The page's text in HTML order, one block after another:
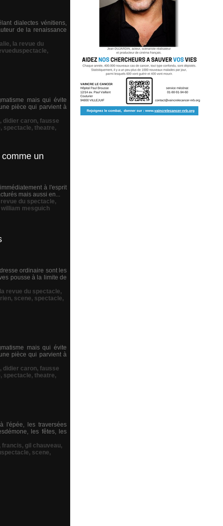
dialectes vénitiens,
de la renaissance
, la revue du
,
mais qui évite
pièce qui parvient à
, didier caron, fausse
, spectacle, theatre,
un
à l'esprit
mais aussi en...
revue du spectacle,
william mesguich
ordinaire sont les
pousse à la limite de
la revue du spectacle,
rien, scene, spectacle,
mais qui évite
pièce qui parvient à
, didier caron, fausse
, spectacle, theatre,
l'épée, les traversées
les fêtes, les
, francis, gil chauveau,
, scene,